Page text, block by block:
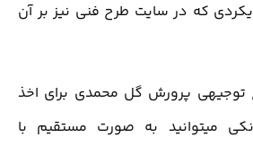
که در سایت طرح فنی نیز بر آن
توجیهی پرورش گل محمدی برای اخذ
میتوانید به صورت مستقیم با